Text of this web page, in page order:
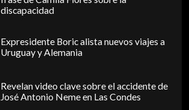
discapacidad
Expresidente Boric alista nuevos viajes a
Uruguay y Alemania
Revelan video clave sobre el accidente de
José Antonio Neme en Las Condes